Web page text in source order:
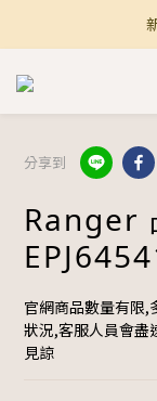
分享到
Ranger
官網商品數量有限,
狀況,客服人員會盡
見諒